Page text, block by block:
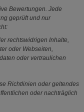
Bewertungen. Jede
geprüft und nur
rechtswidrigen Inhalte,
oder Webseiten,
oder vertraulichen
Richtlinien oder geltendes
oder nachträglich